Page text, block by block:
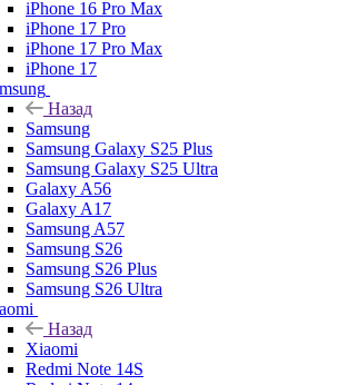
iPhone 16 Pro Max
iPhone 17 Pro
iPhone 17 Pro Max
iPhone 17
Назад
Samsung
Samsung Galaxy S25 Plus
Samsung Galaxy S25 Ultra
Galaxy A56
Galaxy A17
Samsung A57
Samsung S26
Samsung S26 Plus
Samsung S26 Ultra
Назад
Xiaomi
Redmi Note 14S